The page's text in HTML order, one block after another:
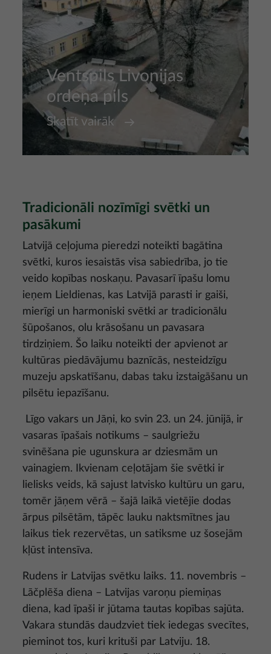
Ventspils Livonijas
ordeņa pils
Skatīt vairāk
Tradicionāli nozīmīgi svētki un
pasākumi
Latvijā ceļojuma pieredzi noteikti bagātina
svētki, kuros iesaistās visa sabiedrība, jo tie
veido kopības noskaņu. Pavasarī īpašu lomu
ieņem Lieldienas, kas Latvijā parasti ir gaiši,
mierīgi un harmoniski svētki ar tradicionālu
šūpošanos, olu krāsošanu un pavasara
tirdziņiem. Šo laiku noteikti der apvienot ar
kultūras piedāvājumu baznīcās, nesteidzīgu
muzeju apskatīšanu, dabas taku izstaigāšanu un
pilsētu iepazīšanu.
Līgo vakars un Jāņi, ko svin 23. un 24. jūnijā, ir
vasaras īpašais notikums – saulgriežu
svinēšana pie ugunskura ar dziesmām un
vainagiem. Ikvienam ceļotājam šie svētki ir
lielisks veids, kā sajust latvisko kultūru un garu,
tomēr jāņem vērā – šajā laikā vietējie dodas
ārpus pilsētām, tāpēc lauku naktsmītnes jau
laikus tiek rezervētas, un satiksme uz šosejām
kļūst intensīva.
Rudens ir Latvijas svētku laiks. 11. novembris –
Lāčplēša diena – Latvijas varoņu piemiņas
diena, kad īpaši ir jūtama tautas kopības sajūta.
Vakara stundās daudzviet tiek iedegas svecītes,
pieminot tos, kuri krituši par Latviju. 18.